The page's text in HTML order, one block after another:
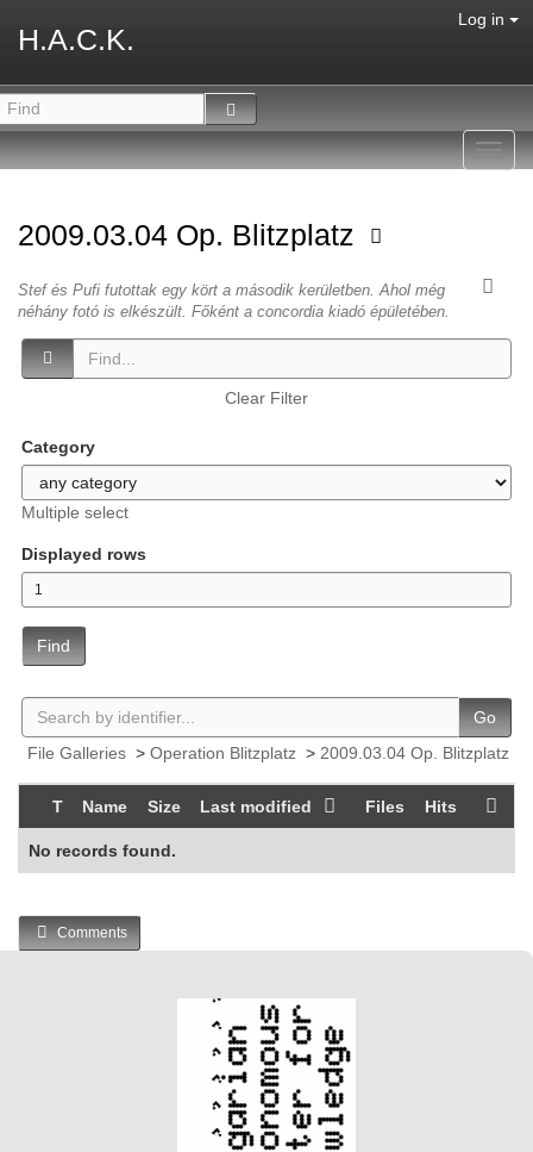
H.A.C.K.
Log in
2009.03.04 Op. Blitzplatz
Stef és Pufi futottak egy kört a második kerületben. Ahol még
néhány fotó is elkészült. Főként a concordia kiadó épületében.
Clear Filter
Category
Multiple select
Displayed rows
Find
Go
File Galleries > Operation Blitzplatz > 2009.03.04 Op. Blitzplatz
T Name Size Last modified Files Hits
No records found.
Comments